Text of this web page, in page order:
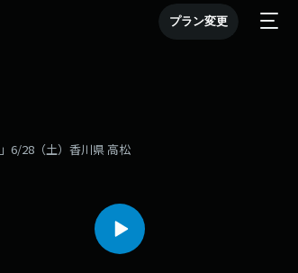
プラン変更
6/28（土）香川県 高松